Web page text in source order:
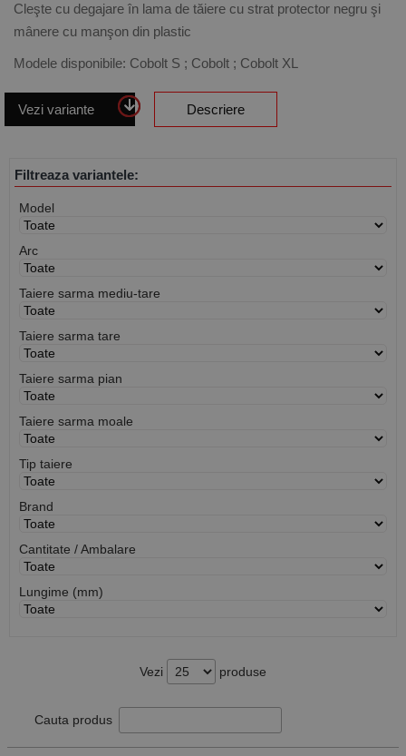
Cleşte cu degajare în lama de tăiere cu strat protector negru şi
mânere cu manşon din plastic
Modele disponibile: Cobolt S ; Cobolt ; Cobolt XL
Vezi variante Descriere
Filtreaza variantele:
Model
Arc
Taiere sarma mediu-tare
Taiere sarma tare
Taiere sarma pian
Taiere sarma moale
Tip taiere
Brand
Cantitate / Ambalare
Lungime (mm)
Vezi produse
Cauta produs